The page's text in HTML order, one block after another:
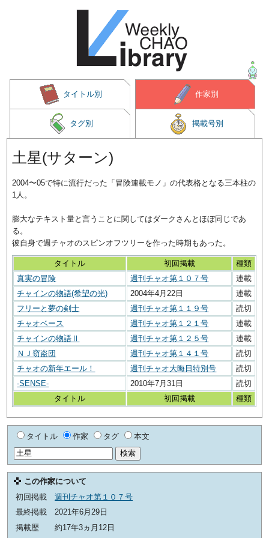
タイトル別 作家別
タグ別 掲載号別
土星(サターン)
2004〜05で特に流行だった「冒険連載モノ」の代表格となる三本柱の
1人。
膨大なテキスト量と言うことに関してはダークさんとほぼ同じであ
る。
彼自身で週チャオのスピンオフツリーを作った時期もあった。
タイトル 初回掲載 種類
タイトル 初回掲載 種類
真実の冒険 週刊チャオ第１０７号
連載
チャインの物語(希望の光)
2004年4月22日
連載
フリーと夢の剣士
週刊チャオ第１１９号
読切
チャオベース
週刊チャオ第１２１号
連載
チャインの物語Ⅱ
週刊チャオ第１２５号
連載
ＮＪ窃盗団
週刊チャオ第１４１号
読切
チャオの新年エール！
週刊チャオ大晦日特別号
読切
-SENSE-
2010年7月31日 読切
タイトル 作家 タグ 本文
この作家について
初回掲載
週刊チャオ第１０７号
最終掲載
2021年6月29日
掲載歴
約17年3ヵ月12日